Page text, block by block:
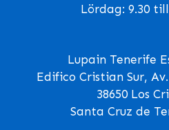
Lördag: 9.30 till
Lupain Tenerife
Edifico Cristian Sur,
38650 Los
Santa Cruz de